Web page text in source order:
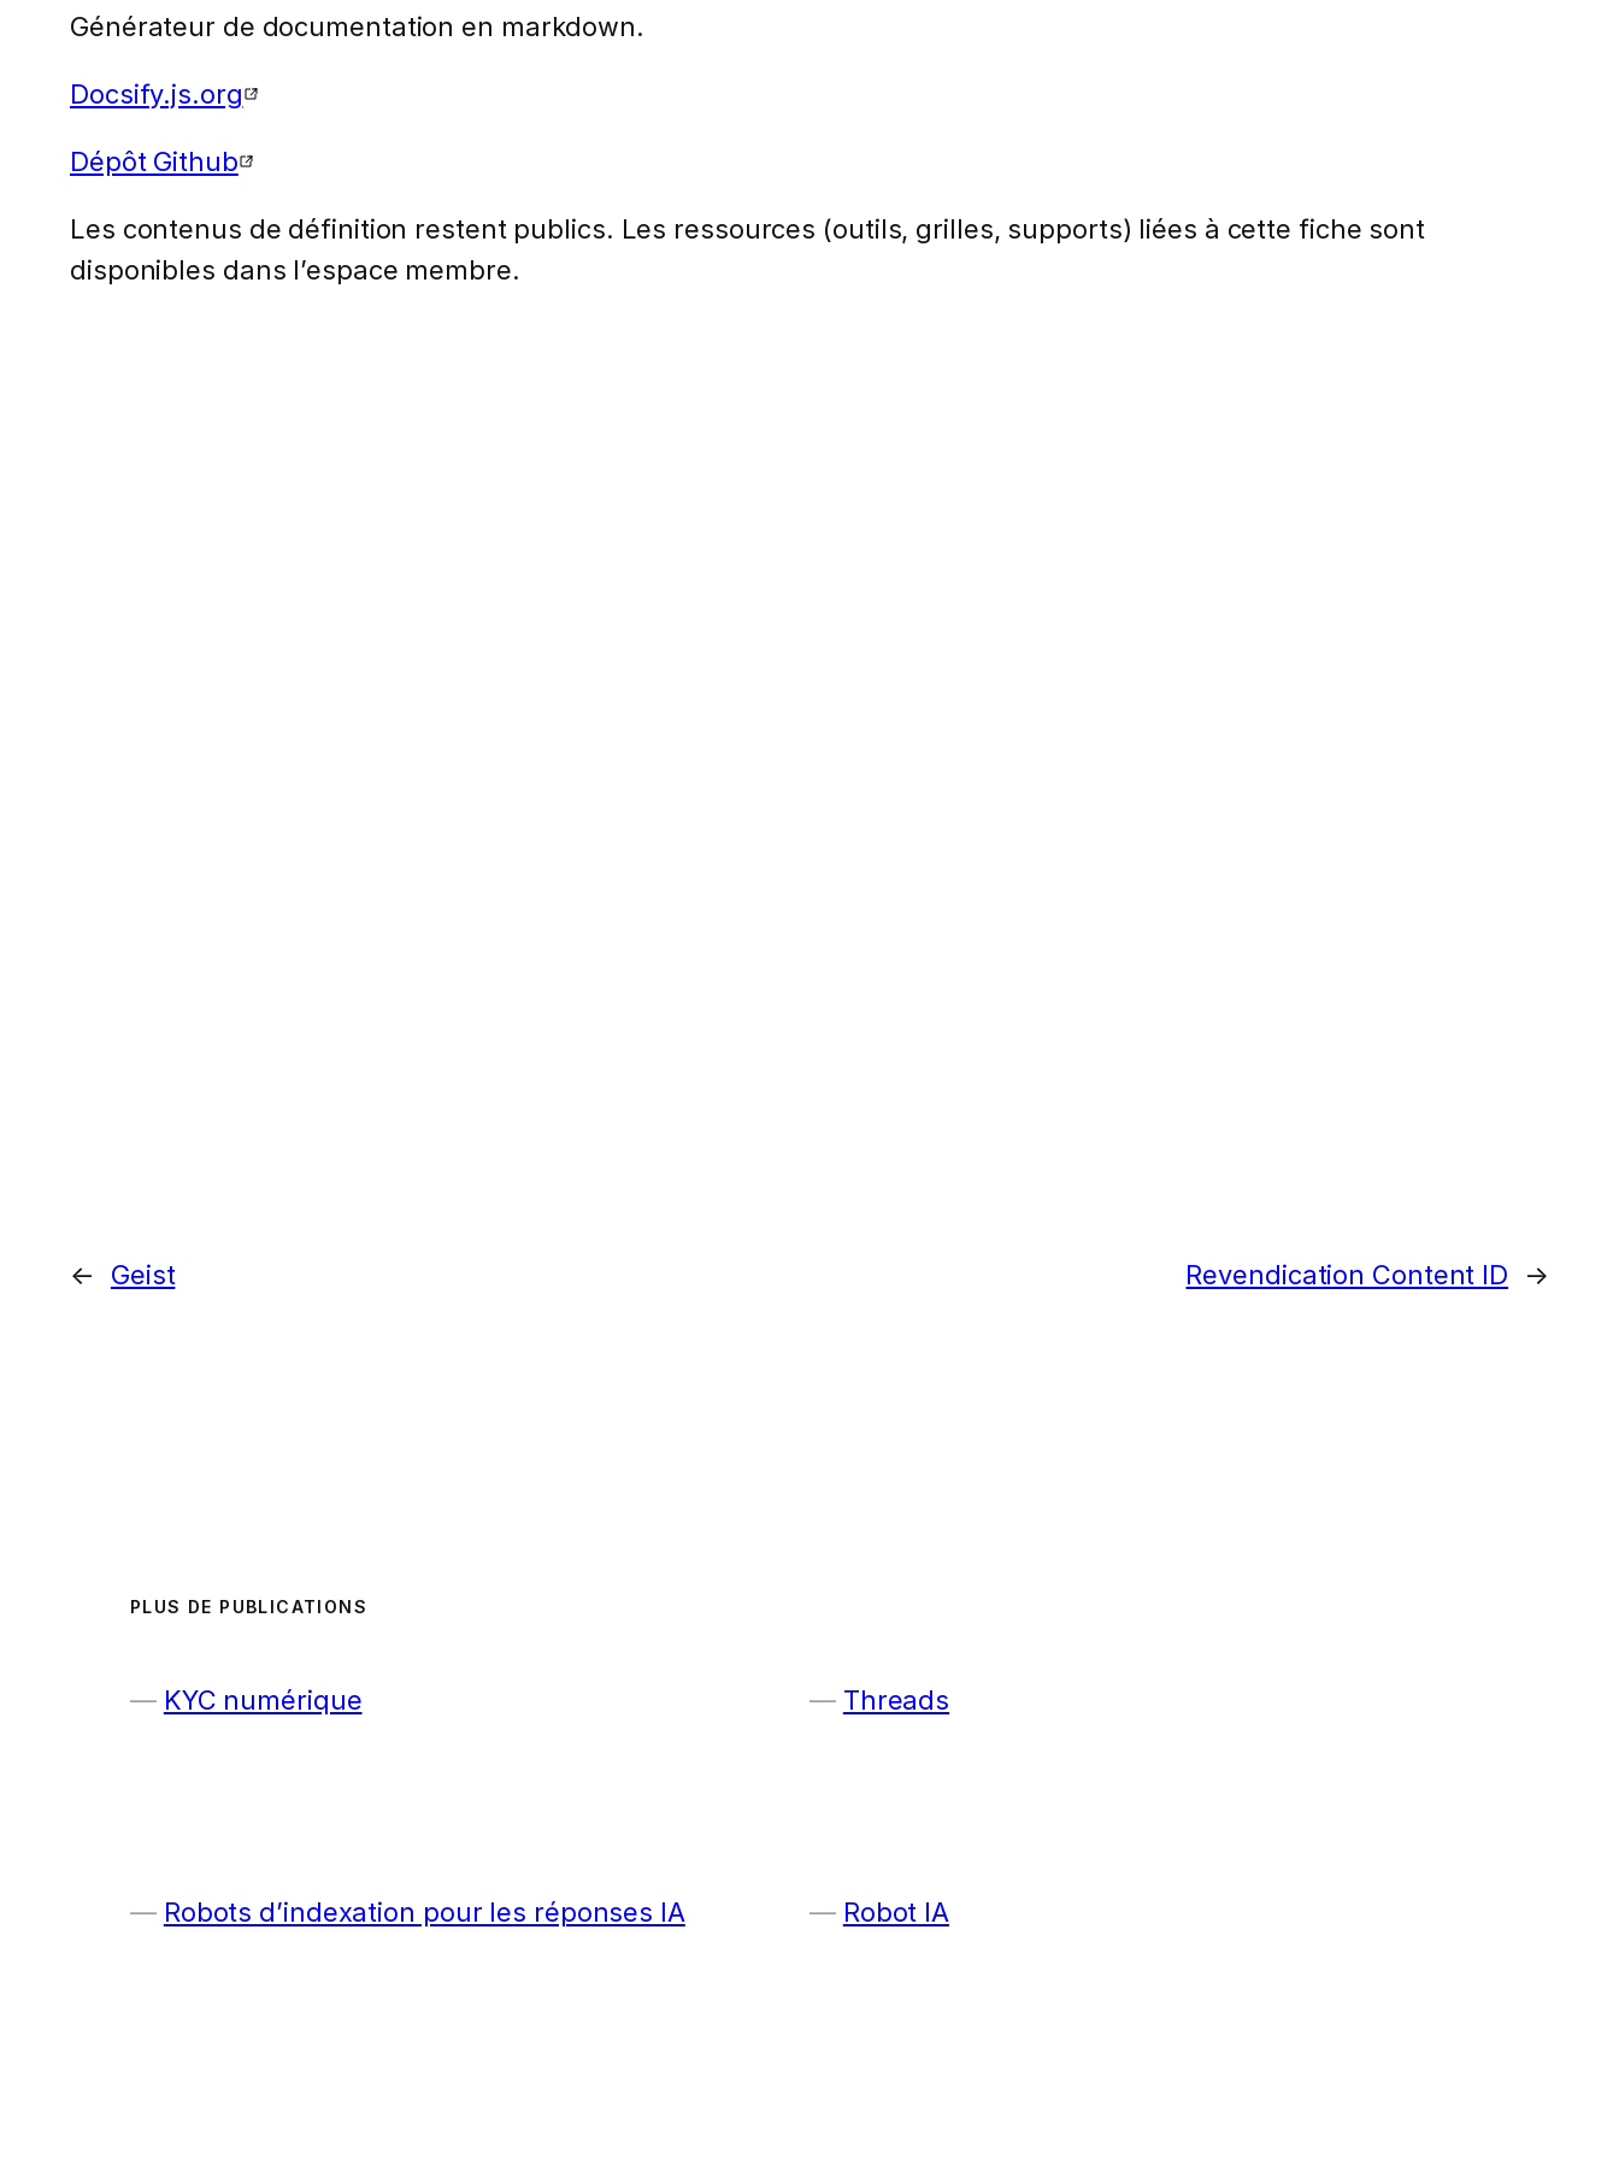
Générateur de documentation en markdown.
Docsify.js.org
Dépôt Github
Les contenus de définition restent publics. Les ressources (outils, grilles, supports) liées à cette fiche sont
disponibles dans l’espace membre.
← Geist Revendication Content ID →
PLUS DE PUBLICATIONS
KYC numérique Threads
Robots d’indexation pour les réponses IA Robot IA